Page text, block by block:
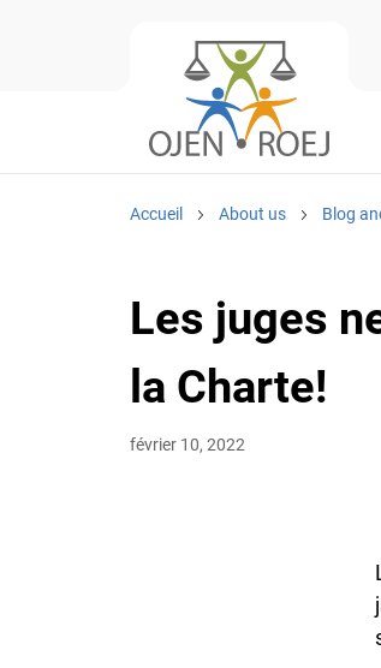
Accueil About us Blog
Les juges
la Charte!
février 10, 2022